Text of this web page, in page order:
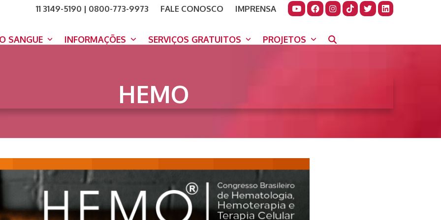
11 3149-5190 | 0800-773-9973 FALE CONOSCO
IMPRENSA
SANGUE INFORMAÇÕES SERVIÇOS GRATUITOS PROJETOS
HEMO